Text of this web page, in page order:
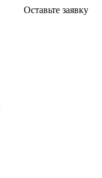
Оставьте заявку